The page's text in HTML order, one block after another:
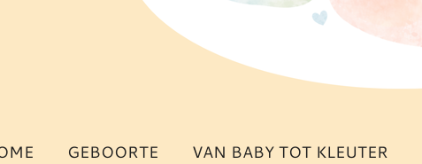
GEBOORTE VAN BABY TOT KLEUTER